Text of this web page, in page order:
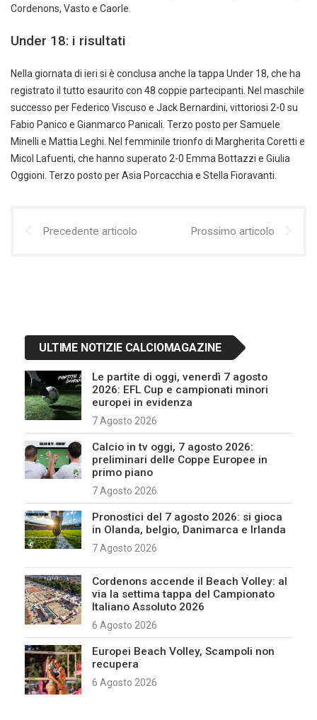
Cordenons, Vasto e Caorle.
Under 18: i risultati
Nella giornata di ieri si è conclusa anche la tappa Under 18, che ha
registrato il tutto esaurito con 48 coppie partecipanti. Nel maschile
successo per Federico Viscuso e Jack Bernardini, vittoriosi 2-0 su
Fabio Panico e Gianmarco Panicali. Terzo posto per Samuele
Minelli e Mattia Leghi. Nel femminile trionfo di Margherita Coretti e
Micol Lafuenti, che hanno superato 2-0 Emma Bottazzi e Giulia
Oggioni. Terzo posto per Asia Porcacchia e Stella Fioravanti.
Precedente articolo Prossimo articolo
ULTIME NOTIZIE CALCIOMAGAZINE
Le partite di oggi, venerdì 7 agosto
2026: EFL Cup e campionati minori
europei in evidenza
7 Agosto 2026
Calcio in tv oggi, 7 agosto 2026:
preliminari delle Coppe Europee in
primo piano
7 Agosto 2026
Pronostici del 7 agosto 2026: si gioca
in Olanda, belgio, Danimarca e Irlanda
7 Agosto 2026
Cordenons accende il Beach Volley: al
via la settima tappa del Campionato
Italiano Assoluto 2026
6 Agosto 2026
Europei Beach Volley, Scampoli non
recupera
6 Agosto 2026